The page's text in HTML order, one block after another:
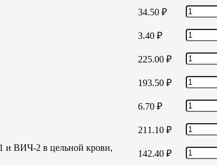
34.50 ₽
3.40 ₽
225.00 ₽
193.50 ₽
6.70 ₽
211.10 ₽
и ВИЧ-2 в цельной крови,
142.40 ₽